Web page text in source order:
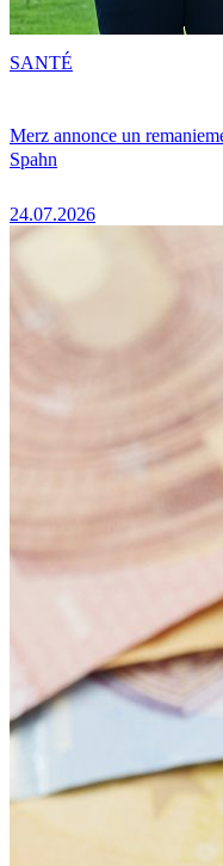
Merz annonce un
Spahn
24.07.2026
SANTÉ